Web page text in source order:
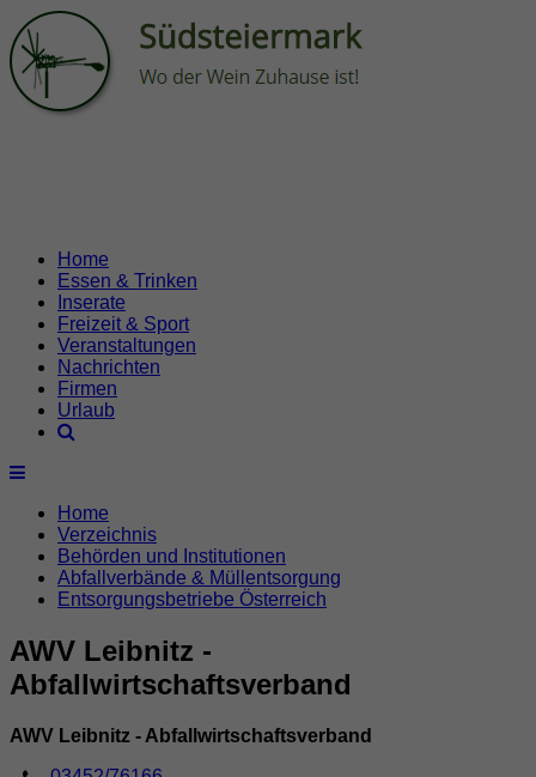
Home
Essen & Trinken
Inserate
Freizeit & Sport
Veranstaltungen
Nachrichten
Firmen
Urlaub
Home
Verzeichnis
Behörden und Institutionen
Abfallverbände & Müllentsorgung
Entsorgungsbetriebe Österreich
AWV Leibnitz -
Abfallwirtschaftsverband
AWV Leibnitz - Abfallwirtschaftsverband